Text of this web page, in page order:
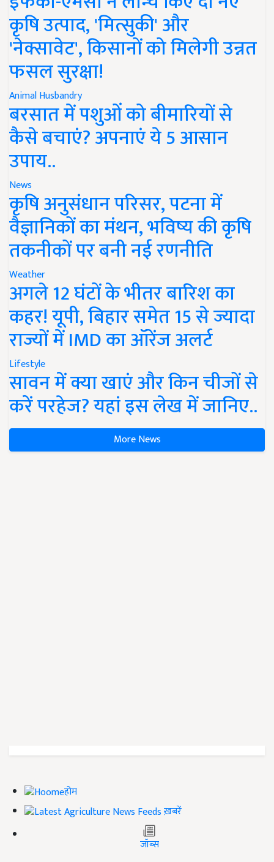
कृषि उत्पाद, 'मित्सुकी' और
'नेक्सावेट', किसानों को मिलेगी उन्नत
फसल सुरक्षा!
Animal Husbandry
बरसात में पशुओं को बीमारियों से
कैसे बचाएं? अपनाएं ये 5 आसान
उपाय..
News
कृषि अनुसंधान परिसर, पटना में
वैज्ञानिकों का मंथन, भविष्य की कृषि
तकनीकों पर बनी नई रणनीति
Weather
अगले 12 घंटों के भीतर बारिश का
कहर! यूपी, बिहार समेत 15 से ज्यादा
राज्यों में IMD का ऑरेंज अलर्ट
Lifestyle
सावन में क्या खाएं और किन चीजों से
करें परहेज? यहां इस लेख में जानिए..
More News
होम
ख़बरें
जॉब्स